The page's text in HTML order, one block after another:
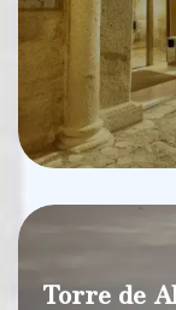
Torre de